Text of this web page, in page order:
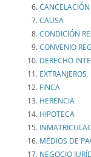
CANCELACIÓN
CAUSA
CONDICIÓN
CONVENIO
DERECHO
EXTRANJEROS
FINCA
HERENCIA
HIPOTECA
MEDIOS DE
NEGOCIO